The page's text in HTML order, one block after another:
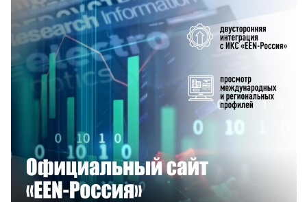
Смотреть проект